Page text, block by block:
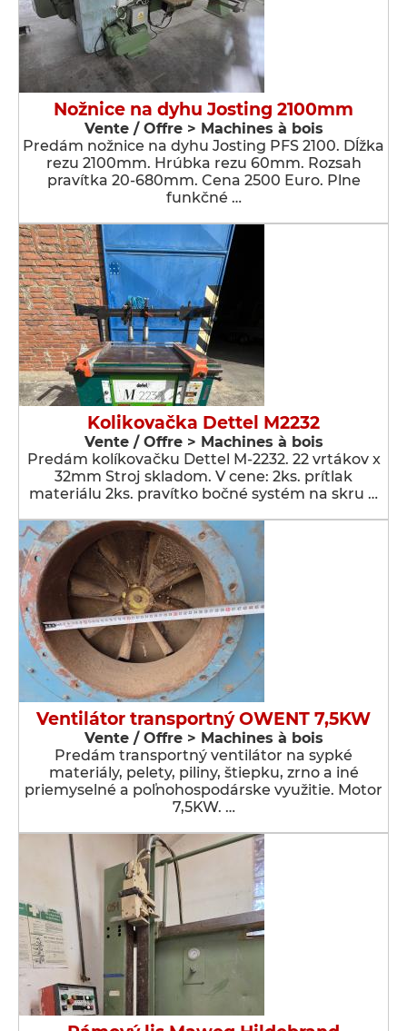
Nožnice na dyhu Josting 2100mm
Vente / Offre > Machines à bois
Predám nožnice na dyhu Josting PFS 2100. Dĺžka
rezu 2100mm. Hrúbka rezu 60mm. Rozsah
pravítka 20-680mm. Cena 2500 Euro. Plne
funkčné …
Kolikovačka Dettel M2232
Vente / Offre > Machines à bois
Predám kolíkovačku Dettel M-2232. 22 vrtákov x
32mm Stroj skladom. V cene: 2ks. prítlak
materiálu 2ks. pravítko bočné systém na skru …
Ventilátor transportný OWENT 7,5KW
Vente / Offre > Machines à bois
Predám transportný ventilátor na sypké
materiály, pelety, piliny, štiepku, zrno a iné
priemyselné a poľnohospodárske využitie. Motor
7,5KW. …